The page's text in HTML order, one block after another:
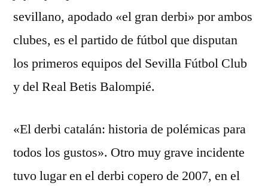
sevillano, apodado «el gran derbi» por ambos
clubes, es el partido de fútbol que disputan
los primeros equipos del Sevilla Fútbol Club
y del Real Betis Balompié.
«El derbi catalán: historia de polémicas para
todos los gustos». Otro muy grave incidente
tuvo lugar en el derbi copero de 2007, en el